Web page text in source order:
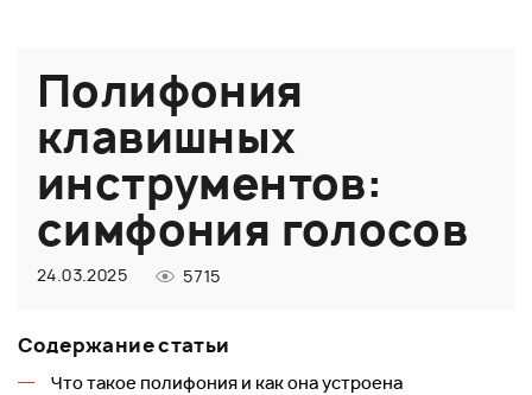
Полифония
клавишных
инструментов:
симфония голосов
24.03.2025 5715
Содержание статьи
Что такое полифония и как она устроена